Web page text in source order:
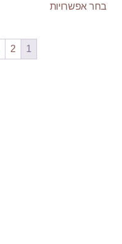
בחר אפשרויות
1
2